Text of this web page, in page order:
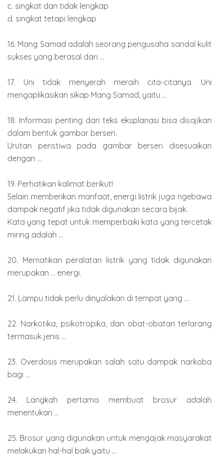
c. singkat dan tidak lengkap
d. singkat tetapi lengkap
16. Mang Samad adalah seorang pengusaha sandal kulit
sukses yang berasal dari ...
17. Uni tidak menyerah meraih cita-citanya. Uni
mengaplikasikan sikap Mang Samad, yaitu ...
18. Informasi penting dari teks eksplanasi bisa disajikan
dalam bentuk gambar berseri.
Urutan peristiwa pada gambar berseri disesuaikan
dengan ...
19. Perhatikan kalimat berikut!
Selain memberikan manfaat, energi listrik juga ngebawa
dampak negatif jika tidak digunakan secara bijak.
Kata yang tepat untuk memperbaiki kata yang tercetak
miring adalah ...
20. Mematikan peralatan listrik yang tidak digunakan
merupakan ... energi.
21. Lampu tidak perlu dinyalakan di tempat yang ...
22. Narkotika, psikotropika, dan obat-obatan terlarang
termasuk jenis ...
23. Overdosis merupakan salah satu dampak narkoba
bagi ...
24. Langkah pertama membuat brosur adalah
menentukan ...
25. Brosur yang digunakan untuk mengajak masyarakat
melakukan hal-hal baik yaitu ...